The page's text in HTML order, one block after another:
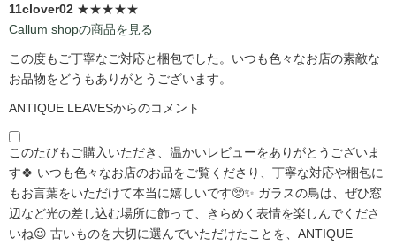
11clover02 ★★★★★
Callum shopの商品を見る
この度もご丁寧なご対応と梱包でした。いつも色々なお店の素敵な
お品物をどうもありがとうございます。
ANTIQUE LEAVESからのコメント
このたびもご購入いただき、温かいレビューをありがとうございま
す🍀 いつも色々なお店のお品をご覧くださり、丁寧な対応や梱包に
もお言葉をいただけて本当に嬉しいです🥺✨ ガラスの鳥は、ぜひ窓
辺など光の差し込む場所に飾って、きらめく表情を楽しんでくださ
いね😉 古いものを大切に選んでいただけたことを、ANTIQUE